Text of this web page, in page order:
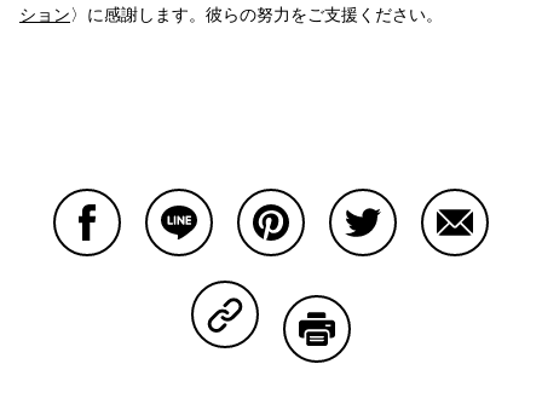
ション〉に感謝します。彼らの努力をご支援ください。
Copy Linkで共有する